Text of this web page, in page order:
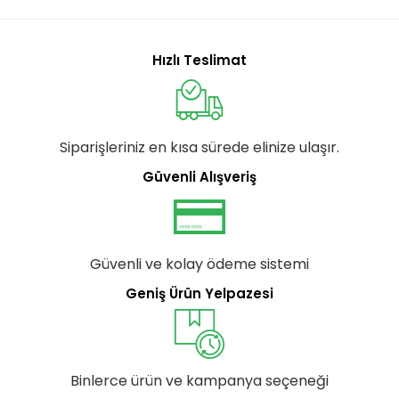
Hızlı Teslimat
Siparişleriniz en kısa sürede elinize ulaşır.
Güvenli Alışveriş
Güvenli ve kolay ödeme sistemi
Geniş Ürün Yelpazesi
Binlerce ürün ve kampanya seçeneği